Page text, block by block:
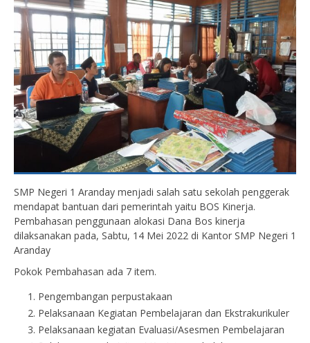
SMP Negeri 1 Aranday menjadi salah satu sekolah penggerak
mendapat bantuan dari pemerintah yaitu BOS Kinerja.
Pembahasan penggunaan alokasi Dana Bos kinerja
dilaksanakan pada, Sabtu, 14 Mei 2022 di Kantor SMP Negeri 1
Aranday
Pokok Pembahasan ada 7 item.
Pengembangan perpustakaan
Pelaksanaan Kegiatan Pembelajaran dan Ekstrakurikuler
Pelaksanaan kegiatan Evaluasi/Asesmen Pembelajaran